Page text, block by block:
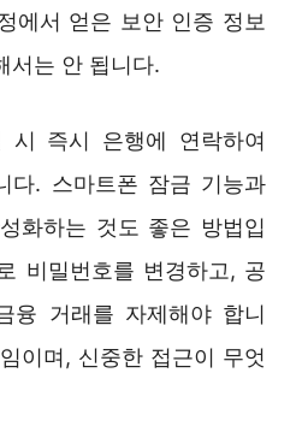
에서 얻은 보안 인증 정보
서는 안 됩니다.
시 즉시 은행에 연락하여
다. 스마트폰 잠금 기능과
화하는 것도 좋은 방법입
비밀번호를 변경하고, 공
융 거래를 자제해야 합니
이며, 신중한 접근이 무엇